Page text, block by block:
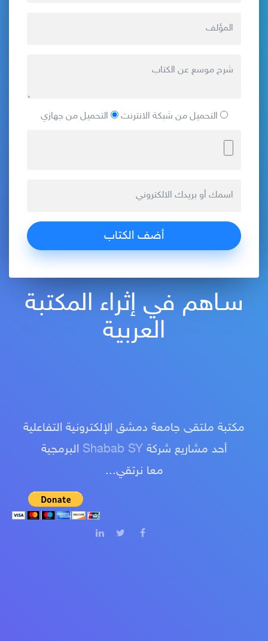
التحميل من شبكة الانترنت التحميل من جهازي
سـاهم في إثراء المكتبة
العربية
مكتبة ملتقى جامعة دمشق الإلكترونية التفاعلية
أحد مشاريع شركة Shabab SY البرمجية
معا نرتقي...